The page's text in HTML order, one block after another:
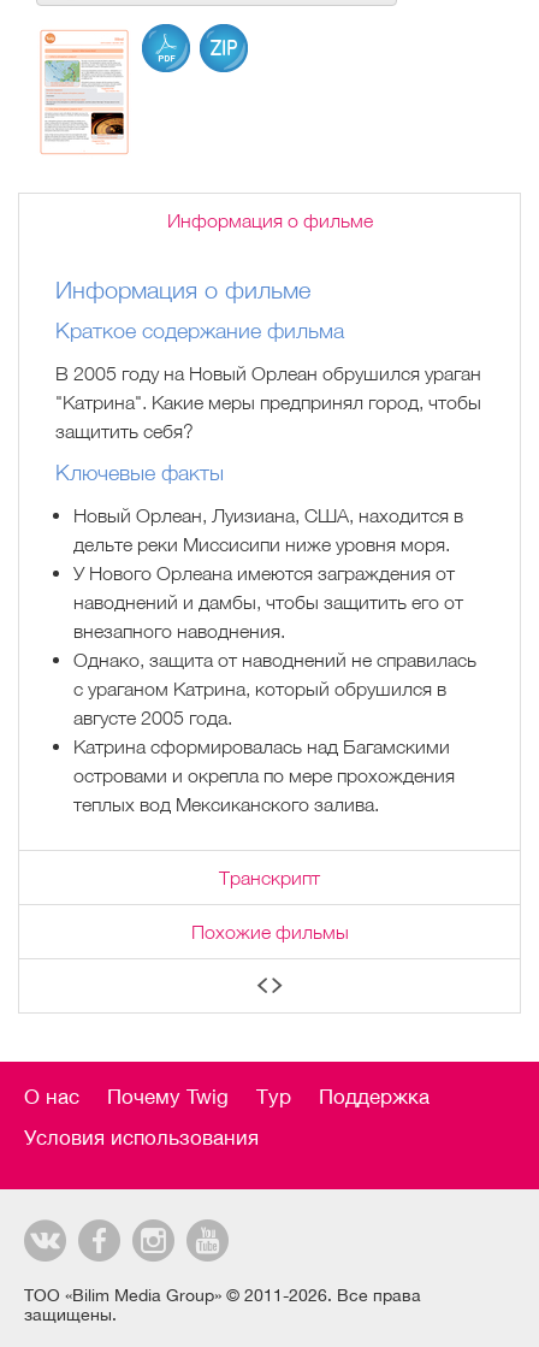
Информация о фильме
Информация о фильме
Краткое содержание фильма
В 2005 году на Новый Орлеан обрушился ураган
"Катрина". Какие меры предпринял город, чтобы
защитить себя?
Ключевые факты
Новый Орлеан, Луизиана, США, находится в
дельте реки Миссисипи ниже уровня моря.
У Нового Орлеана имеются заграждения от
наводнений и дамбы, чтобы защитить его от
внезапного наводнения.
Однако, защита от наводнений не справилась
с ураганом Катрина, который обрушился в
августе 2005 года.
Катрина сформировалась над Багамскими
островами и окрепла по мере прохождения
теплых вод Мексиканского залива.
Транскрипт
Похожие фильмы
О нас Почему Twig Тур
Поддержка
Условия использования
ТОО «Bilim Media Group» © 2011-2026. Все права
защищены.